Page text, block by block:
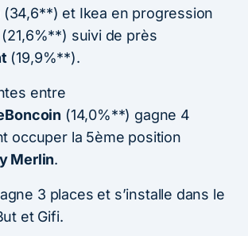
(34,6**) et Ikea en progression
suivi de près
(19,9%**).
entre
(14,0%**) gagne 4
occuper la 5ème position
Merlin.
3 places et s’installe dans le
et Gifi.